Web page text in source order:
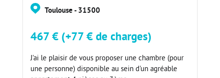
Toulouse - 31500
467 € (+77 € de charges)
J'ai le plaisir de vous proposer une chambre (pour
une personne) disponible au sein d'un agréable